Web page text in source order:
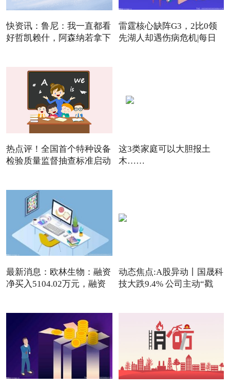
快资讯：鲁尼：我一直都看
好哲凯赖什，阿森纳若拿下
雷霆核心缺阵G3，2比0领
先湖人却遇伤病危机|每日
热点评！全国首个特种设备
检验质量监督抽查标准启动
这3类家庭可以大胆报土
木……
最新消息：欧林生物：融资
净买入5104.02万元，融资
动态焦点:A股异动丨国晟科
技大跌9.4% 公司主动“戳